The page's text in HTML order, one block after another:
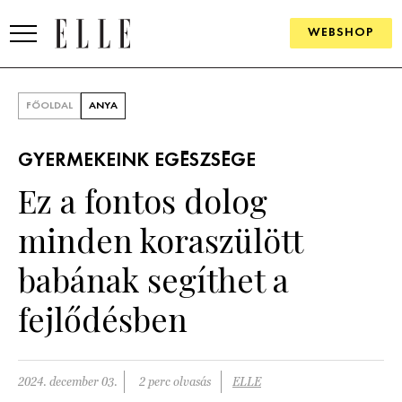
WEBSHOP
SZÉPSÉG
PSZICHÉ
PÁRKAPCSOLAT
FŐOLDAL ANYA
GYERMEKEINK EGÉSZSÉGE
Ez a fontos dolog
minden koraszülött
babának segíthet a
fejlődésben
2024. december 03. 2 perc olvasás ELLE